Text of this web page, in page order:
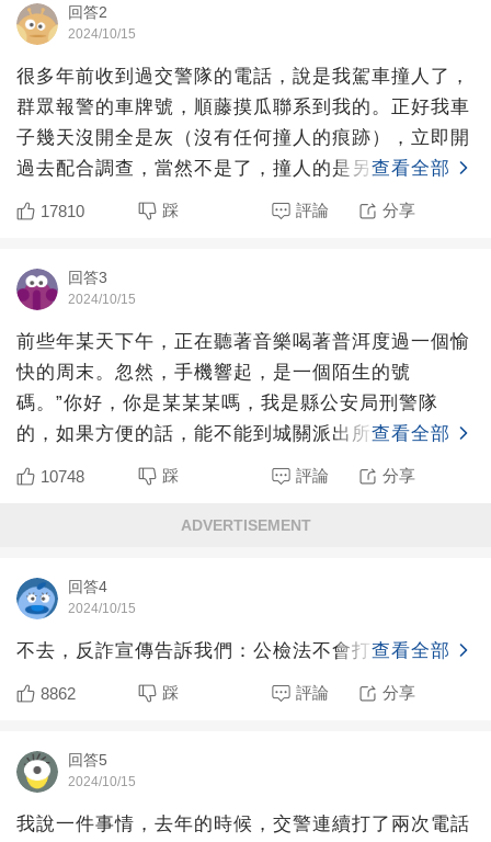
回答2
2024/10/15
很多年前收到過交警隊的電話，說是我駕車撞人了，
群眾報警的車牌號，順藤摸瓜聯系到我的。正好我車
子幾天沒開全是灰（沒有任何撞人的痕跡），立即開
過去配合調查，當然不是了，撞人的是另外一個品牌
的豪車，套牌了，
查看全部
17810 踩 評論 分享
回答3
2024/10/15
前些年某天下午，正在聽著音樂喝著普洱度過一個愉
快的周末。忽然，手機響起，是一個陌生的號
碼。”你好，你是某某某嗎，我是縣公安局刑警隊
的，如果方便的話，能不能到城關派出所來一
趟。“一聽”公安局“三個字，我
查看全部
10748 踩 評論 分享
ADVERTISEMENT
回答4
2024/10/15
不去，反詐宣傳告訴我們：公檢法不會打電話辦案。
查看全部
8862 踩 評論 分享
回答5
2024/10/15
我說一件事情，去年的時候，交警連續打了兩次電話